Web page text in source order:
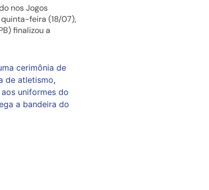
nos Jogos
feira (18/07),
finalizou a